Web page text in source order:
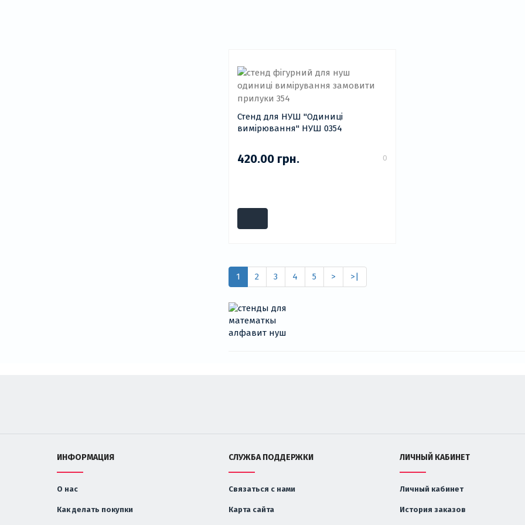
Стенд для НУШ "Одиниці
вимірювання" НУШ 0354
420.00 грн. 0
1 2 3 4 5 > >|
ИНФОРМАЦИЯ
О нас
Как делать покупки
СЛУЖБА ПОДДЕРЖКИ
Связаться с нами
Карта сайта
ЛИЧНЫЙ КАБИНЕТ
Личный кабинет
История заказов